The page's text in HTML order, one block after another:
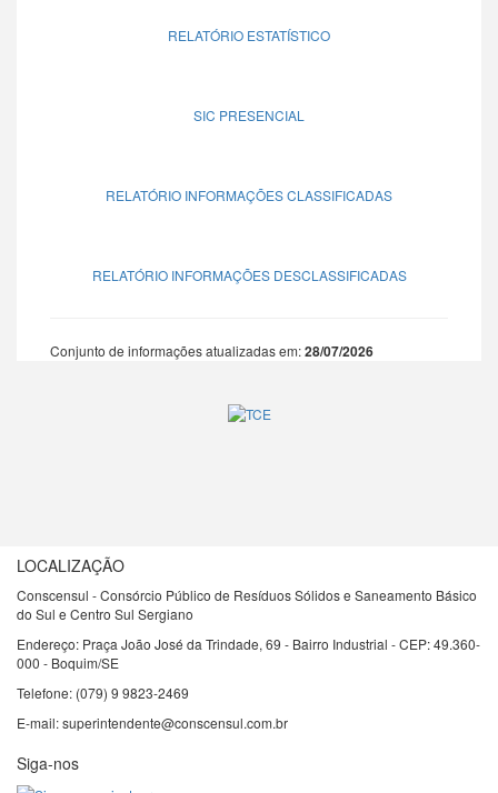
RELATÓRIO ESTATÍSTICO
SIC PRESENCIAL
RELATÓRIO INFORMAÇÕES CLASSIFICADAS
RELATÓRIO INFORMAÇÕES DESCLASSIFICADAS
Conjunto de informações atualizadas em:28/07/2026
LOCALIZAÇÃO
Conscensul - Consórcio Público de Resíduos Sólidos e Saneamento Básico
do Sul e Centro Sul Sergiano
Endereço: Praça João José da Trindade, 69 - Bairro Industrial - CEP: 49.360-
000 - Boquim/SE
Telefone: (079) 9 9823-2469
E-mail: superintendente@conscensul.com.br
Siga-nos